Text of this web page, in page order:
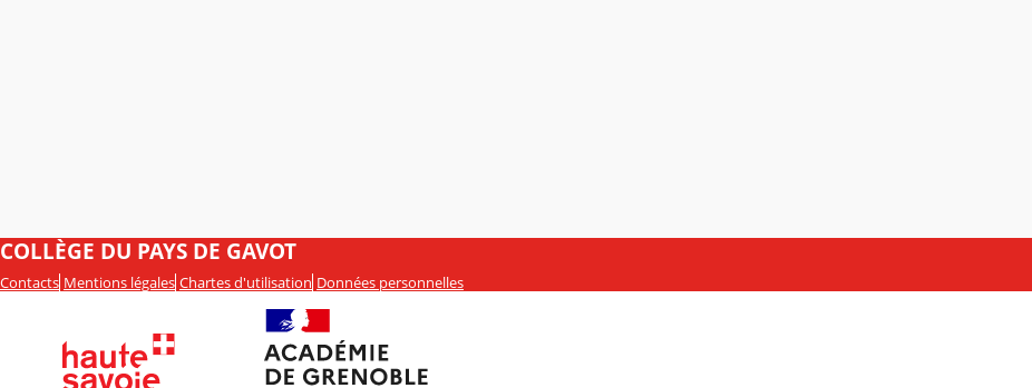
COLLÈGE DU PAYS DE GAVOT
Contacts Mentions légales Chartes d'utilisation Données personnelles